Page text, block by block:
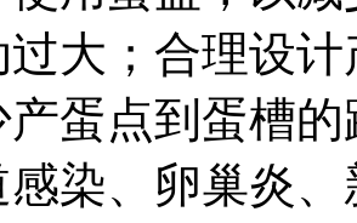
大；合理设
蛋点到蛋槽
染、卵巢炎